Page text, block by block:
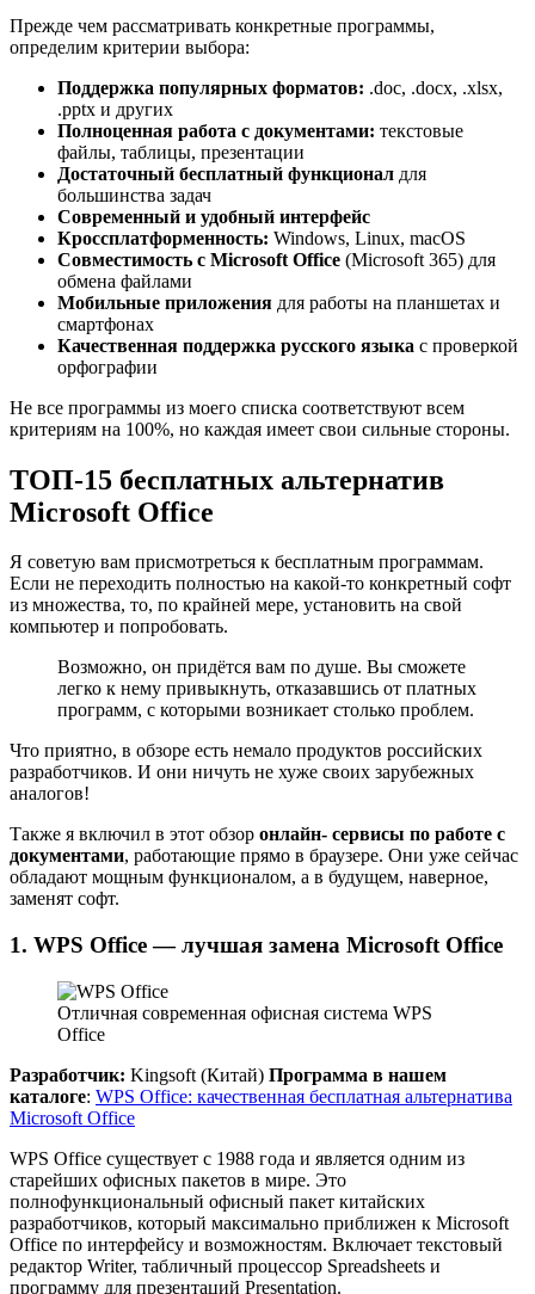
Прежде чем рассматривать конкретные программы,
определим критерии выбора:
Поддержка популярных форматов: .doc, .docx, .xlsx,
.pptx и других
Полноценная работа с документами: текстовые
файлы, таблицы, презентации
Достаточный бесплатный функционал для
большинства задач
Современный и удобный интерфейс
Кроссплатформенность: Windows, Linux, macOS
Совместимость с Microsoft Office (Microsoft 365) для
обмена файлами
Мобильные приложения для работы на планшетах и
смартфонах
Качественная поддержка русского языка с проверкой
орфографии
Не все программы из моего списка соответствуют всем
критериям на 100%, но каждая имеет свои сильные стороны.
ТОП-15 бесплатных альтернатив
Microsoft Office
Я советую вам присмотреться к бесплатным программам.
Если не переходить полностью на какой-то конкретный софт
из множества, то, по крайней мере, установить на свой
компьютер и попробовать.
Возможно, он придётся вам по душе. Вы сможете
легко к нему привыкнуть, отказавшись от платных
программ, с которыми возникает столько проблем.
Что приятно, в обзоре есть немало продуктов российских
разработчиков. И они ничуть не хуже своих зарубежных
аналогов!
Также я включил в этот обзор онлайн- сервисы по работе с
документами, работающие прямо в браузере. Они уже сейчас
обладают мощным функционалом, а в будущем, наверное,
заменят софт.
1. WPS Office — лучшая замена Microsoft Office
Отличная современная офисная система WPS
Office
Разработчик: Kingsoft (Китай) Программа в нашем
каталоге: WPS Office: качественная бесплатная альтернатива
Microsoft Office
WPS Office существует с 1988 года и является одним из
старейших офисных пакетов в мире. Это
полнофункциональный офисный пакет китайских
разработчиков, который максимально приближен к Microsoft
Office по интерфейсу и возможностям. Включает текстовый
редактор Writer, табличный процессор Spreadsheets и
программу для презентаций Presentation.